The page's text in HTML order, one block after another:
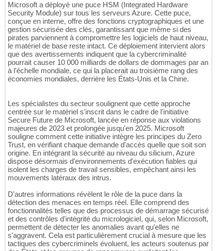
Microsoft a déployé une puce HSM (Integrated Hardware
Security Module) sur tous les serveurs Azure. Cette puce,
conçue en interne, offre des fonctions cryptographiques et une
gestion sécurisée des clés, garantissant que même si des
pirates parviennent à compromettre les logiciels de haut niveau,
le matériel de base reste intact. Ce déploiement intervient alors
que des avertissements indiquent que la cybercriminalité
pourrait causer 10 000 milliards de dollars de dommages par an
à l'échelle mondiale, ce qui la placerait au troisième rang des
économies mondiales, derrière les États-Unis et la Chine.
Les spécialistes du secteur soulignent que cette approche
centrée sur le matériel s'inscrit dans le cadre de l'initiative
Secure Future de Microsoft, lancée en réponse aux violations
majeures de 2023 et prolongée jusqu'en 2025. Microsoft
souligne comment cette initiative intègre les principes du Zero
Trust, en vérifiant chaque demande d'accès quelle que soit son
origine. En intégrant la sécurité au niveau du silicium, Azure
dispose désormais d'environnements d'exécution fiables qui
isolent les charges de travail sensibles, empêchant ainsi les
mouvements latéraux des intrus.
D'autres informations révèlent le rôle de la puce dans la
détection des menaces en temps réel. Elle comprend des
fonctionnalités telles que des processus de démarrage sécurisé
et des contrôles d'intégrité du micrologiciel, qui, selon Microsoft,
permettent de détecter les anomalies avant qu'elles ne
s'aggravent. Cela est particulièrement crucial à mesure que les
tactiques des cybercriminels évoluent, les acteurs soutenus par